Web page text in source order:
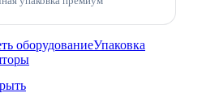
оборудованиеУпаковка